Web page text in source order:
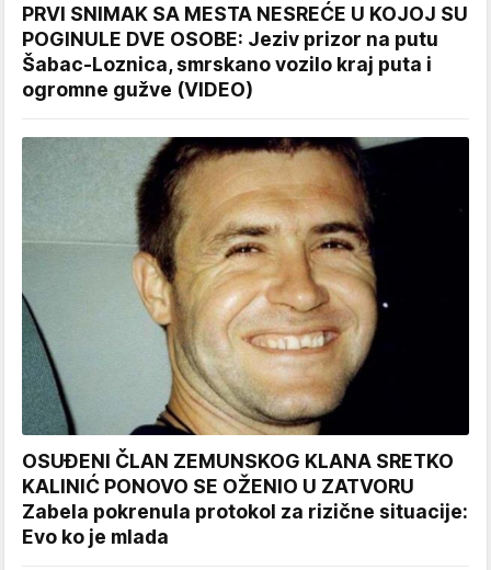
PRVI SNIMAK SA MESTA NESREĆE U KOJOJ SU
POGINULE DVE OSOBE: Jeziv prizor na putu
Šabac-Loznica, smrskano vozilo kraj puta i
ogromne gužve (VIDEO)
OSUĐENI ČLAN ZEMUNSKOG KLANA SRETKO
KALINIĆ PONOVO SE OŽENIO U ZATVORU
Zabela pokrenula protokol za rizične situacije:
Evo ko je mlada